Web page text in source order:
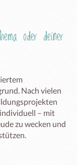
oder deiner
Nach vielen
– mit
zu wecken und